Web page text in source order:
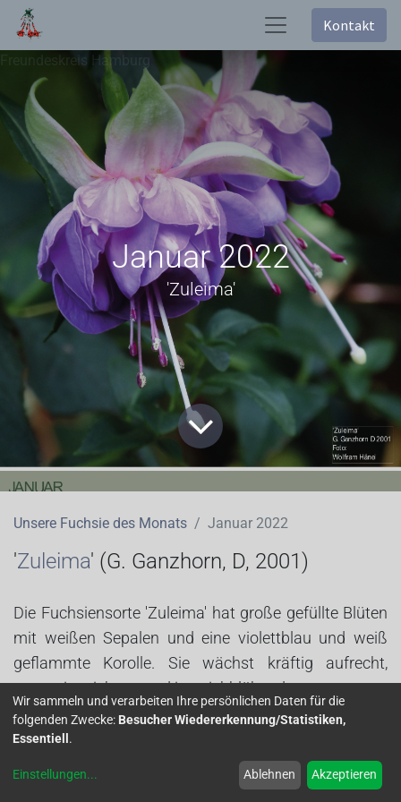
Kontakt
Freundeskreis Hamburg
Januar 2022
'Zuleima'
Unsere Fuchsie des Monats Januar 2022
'Zuleima' (G. Ganzhorn, D, 2001)
Die Fuchsiensorte 'Zuleima' hat große gefüllte Blüten
mit weißen Sepalen und eine violettblau und weiß
geflammte Korolle. Sie wächst kräftig aufrecht,
verzweigt sich gut und ist reichblühend.
Vermehrung und Überwinterung sind problemlos. Ich
habe sie im Halbschatten stehen.(Informationen zum
Wir sammeln und verarbeiten Ihre persönlichen Daten für die
folgenden Zwecke: Besucher Wiedererkennung/Statistiken,
Essentiell .
Einstellungen... Ablehnen Akzeptieren